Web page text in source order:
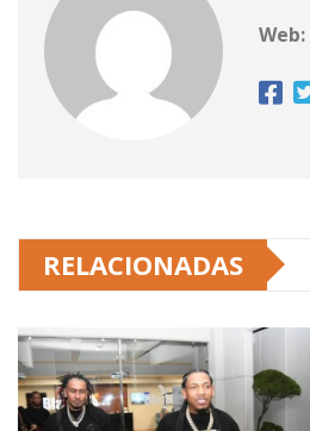
Web:
RELACIONADAS